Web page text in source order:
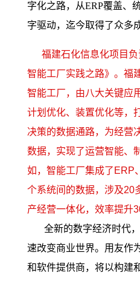
字化之路，从ERP覆盖、
字驱动，迄今取得了众多
福建石化信息化项目
智能工厂实践之路》。福
智能工厂，由八大关键应
计划优化、装置优化等，
决策的数据通路，为经营
数据，实现了运营智能、
如，智能工厂集成了ERP
个系统间的数据，涉及20
产经营一体化，效率提升
全新的数字经济时代
速改变商业世界。用友作
和软件提供商，将以构建